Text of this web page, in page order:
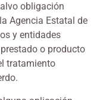
obligación
Agencia Estatal de
y entidades
o producto
tratamiento